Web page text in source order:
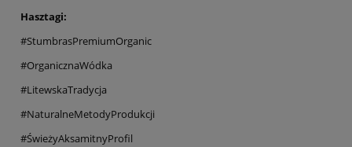
Hasztagi:
#StumbrasPremiumOrganic
#OrganicznaWódka
#LitewskaTradycja
#NaturalneMetodyProdukcji
#ŚwieżyAksamitnyProfil